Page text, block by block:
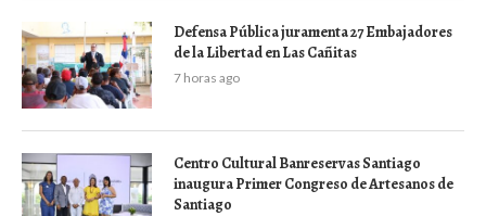
Defensa Pública juramenta 27 Embajadores
de la Libertad en Las Cañitas
7 horas ago
Centro Cultural Banreservas Santiago
inaugura Primer Congreso de Artesanos de
Santiago